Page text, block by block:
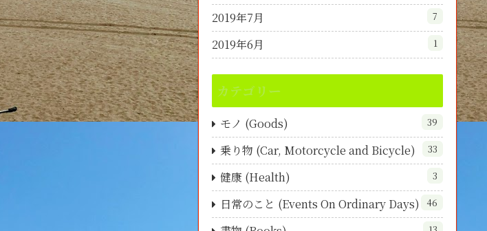
2019年7月 7
2019年6月 1
カテゴリー
モノ (Goods) 39
乗り物 (Car, Motorcycle and Bicycle) 33
健康 (Health) 3
日常のこと (Events On Ordinary Days) 46